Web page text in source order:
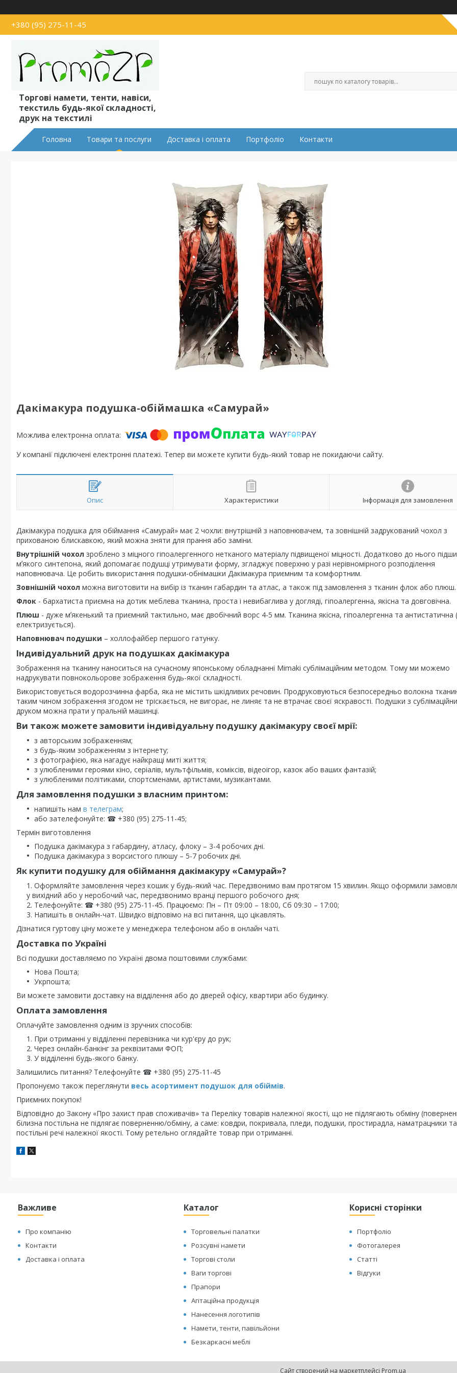
+380 (95) 275-11-45
Торгові намети, тенти, навіси,
текстиль будь-якої складності,
друк на текстилі
Головна Товари та послуги Доставка і оплата Портфоліо Контакти
Дакімакура подушка-обіймашка «Самурай»
У компанії підключені електронні платежі. Тепер ви можете купити будь-який товар не покидаючи сайту.
Опис Характеристики Інформація для замовлення
Дакімакура подушка для обіймання «Самурай» має 2 чохли: внутрішній з наповнювачем, та зовнішній задрукований чохол з
прихованою блискавкою, який можна зняти для прання або заміни.
Внутрішній чохол зроблено з міцного гіпоалергенного нетканого матеріалу підвищеної міцності. Додатково до нього
мʼякого синтепона, який допомагає подушці утримувати форму, згладжує поверхню у разі нерівномірного розподілення
наповнювача. Це робить використання подушки-обнімашки Дакімакура приємним та комфортним.
Зовнішній чохол можна виготовити на вибір із тканин габардин та атлас, а також під замовлення з тканин флок або плюш.
Флок - бархатиста приємна на дотик меблева тканина, проста і невибаглива у догляді, гіпоалергенна, якісна та довговічна.
Плюш - дуже мʼякенький та приємний тактильно, має двобічний ворс 4-5 мм. Тканина якісна, гіпоалергенна та антистатична
електризується).
Наповнювач подушки – холлофайбер першого гатунку.
Індивідуальний друк на подушках дакімакура
Зображення на тканину наноситься на сучасному японському обладнанні Mimaki сублімаційним методом. Тому ми можемо
надрукувати повнокольорове зображення будь-якої складності.
Використовується водорозчинна фарба, яка не містить шкідливих речовин. Продруковуються безпосередньо волокна
таким чином зображення згодом не тріскається, не вигорає, не линяє та не втрачає своєї яскравості. Подушки з
друком можна прати у пральній машинці.
Ви також можете замовити індивідуальну подушку дакімакуру своєї мрії:
з авторським зображенням;
з будь-яким зображенням з інтернету;
з фотографією, яка нагадує найкращі миті життя;
з улюбленими героями кіно, серіалів, мультфільмів, коміксів, відеоігор, казок або ваших фантазій;
з улюбленими політиками, спортсменами, артистами, музикантами.
Для замовлення подушки з власним принтом:
напишіть нам в телеграм;
або зателефонуйте: ☎ +380 (95) 275-11-45;
Термін виготовлення
Подушка дакімакура з габардину, атласу, флоку – 3-4 робочих дні.
Подушка дакімакура з ворсистого плюшу – 5-7 робочих дні.
Як купити подушку для обіймання дакімакуру «Самурай»?
Оформляйте замовлення через кошик у будь-який час. Передзвонимо вам протягом 15 хвилин. Якщо оформили
у вихідний або у неробочий час, передзвонимо вранці першого робочого дня;
Телефонуйте: ☎ +380 (95) 275-11-45. Працюємо: Пн – Пт 09:00 – 18:00, Сб 09:30 – 17:00;
Напишіть в онлайн-чат. Швидко відповімо на всі питання, що цікавлять.
Дізнатися гуртову ціну можете у менеджера телефоном або в онлайн чаті.
Доставка по Україні
Всі подушки доставляємо по Україні двома поштовими службами:
Нова Пошта;
Укрпошта;
Ви можете замовити доставку на відділення або до дверей офісу, квартири або будинку.
Оплата замовлення
Оплачуйте замовлення одним із зручних способів:
При отриманні у відділенні перевізника чи кур'єру до рук;
Через онлайн-банкінг за реквізитами ФОП;
У відділенні будь-якого банку.
Залишились питання? Телефонуйте ☎ +380 (95) 275-11-45
Пропонуємо також переглянути весь асортимент подушок для обіймів.
Приємних покупок!
Відповідно до Закону «Про захист прав споживачів» та Переліку товарів належної якості, що не підлягають обміну
білизна постільна не підлягає поверненню/обміну, а саме: ковдри, покривала, пледи, подушки, простирадла, наматрацники та
постільні речі належної якості. Тому ретельно оглядайте товар при отриманні.
Важливе
Про компанію
Контакти
Доставка і оплата
Каталог
Торговельні палатки
Розсувні намети
Торгові столи
Ваги торгові
Прапори
Агітаційна продукція
Нанесення логотипів
Намети, тенти, павільйони
Безкаркасні меблі
Корисні сторінки
Портфоліо
Фотогалерея
Статті
Відгуки
Сайт створений на маркетплейсі Prom.ua